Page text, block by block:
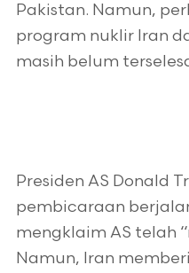
Pakistan. Namun,
program nuklir Iran
masih belum
Presiden AS Donald
pembicaraan
mengklaim AS telah
Namun, Iran